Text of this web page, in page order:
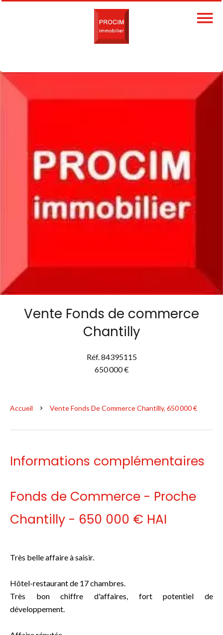
Vente Fonds de commerce
Chantilly
Réf. 84395115
650 000 €
Accueil Vente Fonds De Commerce Chantilly, 650 000 €
Informations complémentaires
Fonds de Commerce - Proche
Chantilly - 650 000 € HAI
Très belle affaire à saisir.
Hôtel-restaurant de 17 chambres.
Très bon chiffre d'affaires, fort potentiel de
développement.